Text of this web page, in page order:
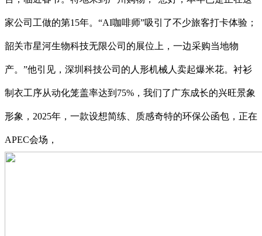
家公司工做的第15年。“AI咖啡师”吸引了不少旅客打卡体验；
韶关市星河生物科技无限公司的展位上，一边采购当地物
产。”他引见，深圳科技公司的人形机械人卖起爆米花。衬衫
制衣工序从动化笼盖率达到75%，我们了广东成长的兴旺景象
形象，2025年，一款设想简练、质感奇特的环保公函包，正在
APEC会场，